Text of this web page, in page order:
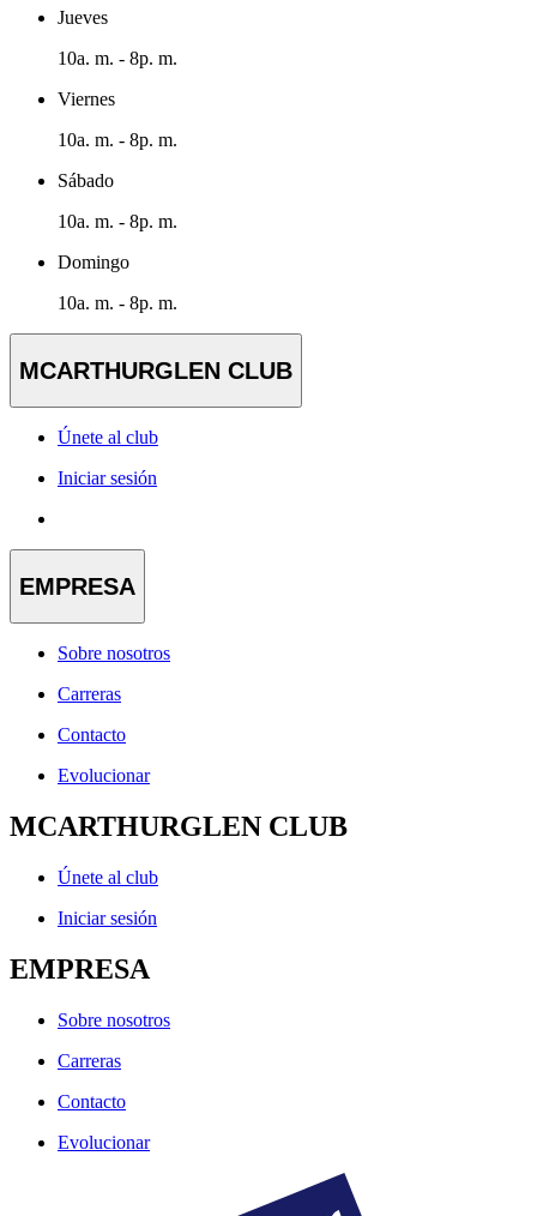
Jueves
10a. m. - 8p. m.
Viernes
10a. m. - 8p. m.
Sábado
10a. m. - 8p. m.
Domingo
10a. m. - 8p. m.
MCARTHURGLEN CLUB
Únete al club
Iniciar sesión
EMPRESA
Sobre nosotros
Carreras
Contacto
Evolucionar
MCARTHURGLEN CLUB
Únete al club
Iniciar sesión
EMPRESA
Sobre nosotros
Carreras
Contacto
Evolucionar